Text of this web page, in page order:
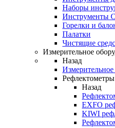
Наборы
Инструменты
Горелки и
Палатки
Чистящие
Измерительное
Назад
Рефлектометры
Назад
EXFO
KIWI